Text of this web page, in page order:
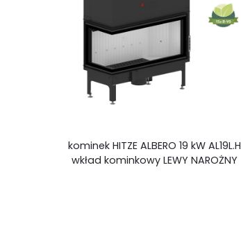
kominek HITZE ALBERO 19 kW AL19L.H
wkład kominkowy LEWY NAROŻNY